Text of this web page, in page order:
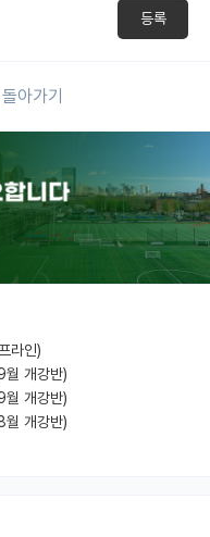
등록
아가기
라인)
월 개강반)
월 개강반)
월 개강반)